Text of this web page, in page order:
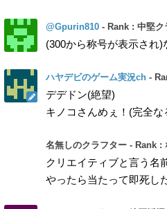
@Gpurin810 - Rank : 中堅ク
(300から称号が表示され)
ハヤデビのゲーム実況ch -
デデドン(絶望)
キノコさんめぇ！(完全な
名無しのクラフター - Rank :
クリエイティブと言う名
やったら当たって即死し